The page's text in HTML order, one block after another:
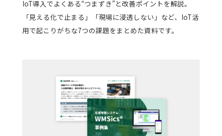
IoT導入でよくある“つまずき”と改善ポイントを解説。
「見える化で止まる」「現場に浸透しない」など、IoT活
用で起こりがちな7つの課題をまとめた資料です。